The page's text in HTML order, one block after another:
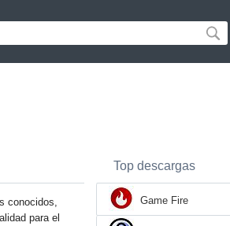
conocidos,
para el
Top descargas
Game Fire